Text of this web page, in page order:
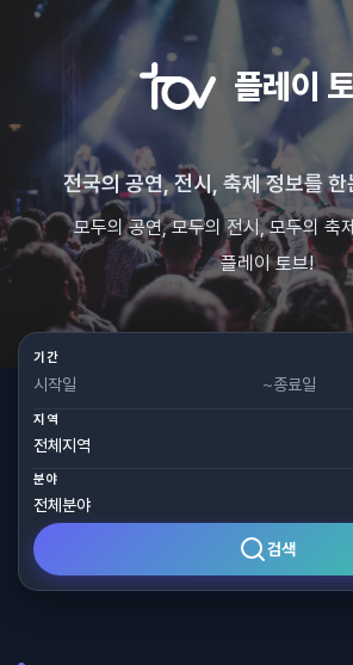
플레이
전국의 공연, 전시, 축제 정보를
모두의 공연, 모두의 전시, 모두의 축
플레이 토브!
기간
~
지역
분야
검색